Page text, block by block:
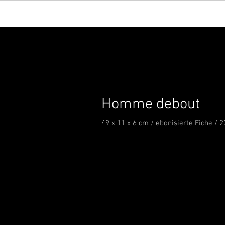
Homme debout
49 x 11 x 6 cm / ebonisierte Eiche /